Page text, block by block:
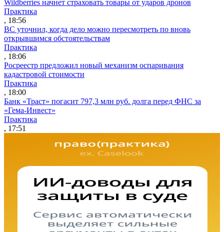
Wildberries начнет страховать товары от ударов дронов
Практика
, 18:56
ВС уточнил, когда дело можно пересмотреть по вновь
открывшимся обстоятельствам
Практика
, 18:06
Росреестр предложил новый механизм оспаривания
кадастровой стоимости
Практика
, 18:00
Банк «Траст» погасит 797,3 млн руб. долга перед ФНС за
«Гема-Инвест»
Практика
, 17:51